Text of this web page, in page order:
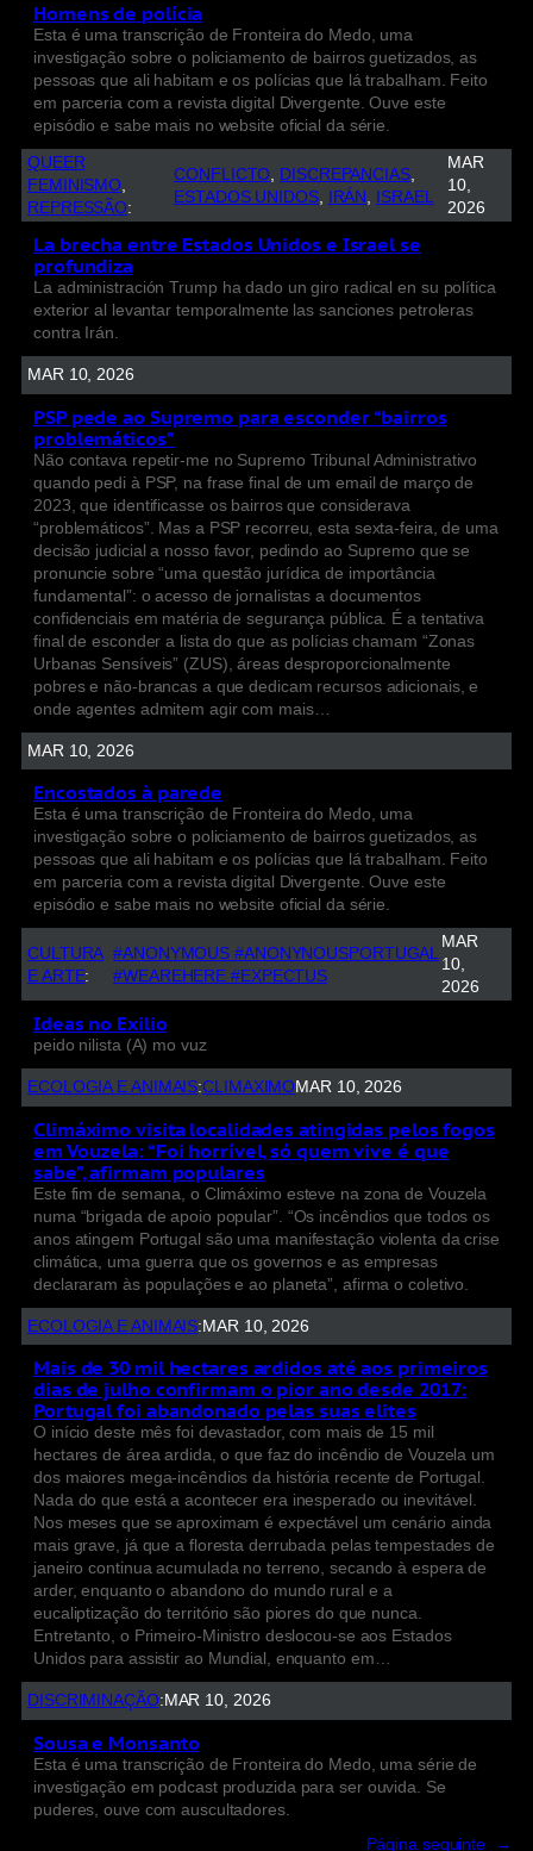
Homens de polícia
Esta é uma transcrição de Fronteira do Medo, uma
investigação sobre o policiamento de bairros guetizados, as
pessoas que ali habitam e os polícias que lá trabalham. Feito
em parceria com a revista digital Divergente. Ouve este
episódio e sabe mais no website oficial da série.
QUEER
FEMINISMO
REPRESSÃO:
CONFLICTO DISCREPANCIAS
ESTADOS UNIDOS, IRÁN ISRAEL
MAR
10,
2026
La brecha entre Estados Unidos e Israel se
profundiza
La administración Trump ha dado un giro radical en su política
exterior al levantar temporalmente las sanciones petroleras
contra Irán.
MAR 10, 2026
PSP pede ao Supremo para esconder “bairros
problemáticos”
Não contava repetir-me no Supremo Tribunal Administrativo
quando pedi à PSP, na frase final de um email de março de
2023, que identificasse os bairros que considerava
“problemáticos”. Mas a PSP recorreu, esta sexta-feira, de uma
decisão judicial a nosso favor, pedindo ao Supremo que se
pronuncie sobre “uma questão jurídica de importância
fundamental”: o acesso de jornalistas a documentos
confidenciais em matéria de segurança pública. É a tentativa
final de esconder a lista do que as polícias chamam “Zonas
Urbanas Sensíveis” (ZUS), áreas desproporcionalmente
pobres e não-brancas a que dedicam recursos adicionais, e
onde agentes admitem agir com mais…
MAR 10, 2026
Encostados à parede
Esta é uma transcrição de Fronteira do Medo, uma
investigação sobre o policiamento de bairros guetizados, as
pessoas que ali habitam e os polícias que lá trabalham. Feito
em parceria com a revista digital Divergente. Ouve este
episódio e sabe mais no website oficial da série.
CULTURA
E ARTE:
#ANONYMOUS #ANONYNOUSPORTUGAL
#WEAREHERE #EXPECTUS
MAR
10,
2026
Ideas no Exilio
peido nilista (A) mo vuz
ECOLOGIA E ANIMAIS:CLIMAXIMOMAR 10, 2026
Climáximo visita localidades atingidas pelos fogos
em Vouzela: “Foi horrível, só quem vive é que
sabe”, afirmam populares
Este fim de semana, o Climáximo esteve na zona de Vouzela
numa “brigada de apoio popular”. “Os incêndios que todos os
anos atingem Portugal são uma manifestação violenta da crise
climática, uma guerra que os governos e as empresas
declararam às populações e ao planeta”, afirma o coletivo.
ECOLOGIA E ANIMAIS: MAR 10, 2026
Mais de 30 mil hectares ardidos até aos primeiros
dias de julho confirmam o pior ano desde 2017:
Portugal foi abandonado pelas suas elites
O início deste mês foi devastador, com mais de 15 mil
hectares de área ardida, o que faz do incêndio de Vouzela um
dos maiores mega-incêndios da história recente de Portugal.
Nada do que está a acontecer era inesperado ou inevitável.
Nos meses que se aproximam é expectável um cenário ainda
mais grave, já que a floresta derrubada pelas tempestades de
janeiro continua acumulada no terreno, secando à espera de
arder, enquanto o abandono do mundo rural e a
eucaliptização do território são piores do que nunca.
Entretanto, o Primeiro-Ministro deslocou-se aos Estados
Unidos para assistir ao Mundial, enquanto em…
DISCRIMINAÇÃO: MAR 10, 2026
Sousa e Monsanto
Esta é uma transcrição de Fronteira do Medo, uma série de
investigação em podcast produzida para ser ouvida. Se
puderes, ouve com auscultadores.
Página seguinte →